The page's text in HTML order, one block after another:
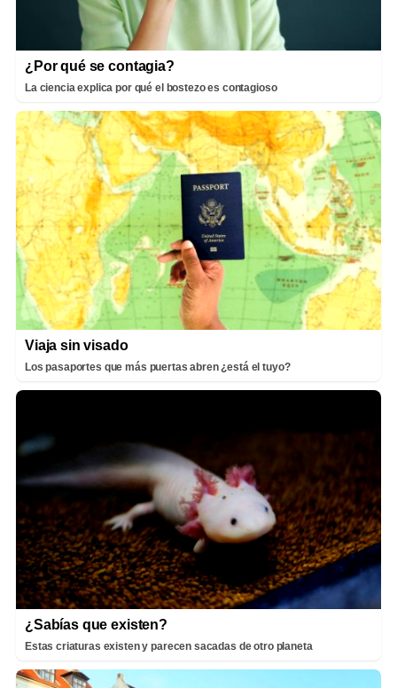
¿Por qué se contagia?
La ciencia explica por qué el bostezo es contagioso
Viaja sin visado
Los pasaportes que más puertas abren ¿está el tuyo?
¿Sabías que existen?
Estas criaturas existen y parecen sacadas de otro planeta